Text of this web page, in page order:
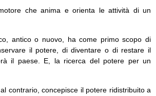
che anima e orienta le attività di un
antico o nuovo, ha come primo scopo di
il potere, di diventare o di restare il
il paese. E, la ricerca del potere per un
contrario, concepisce il potere ridistribuito a